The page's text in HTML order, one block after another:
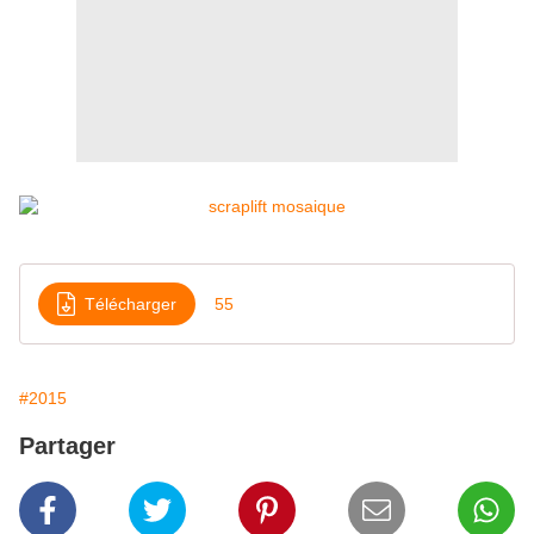
Télécharger 55
#2015
Partager